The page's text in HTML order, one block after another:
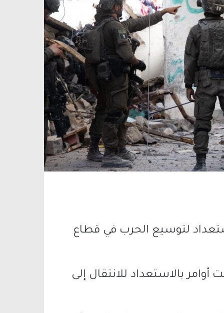
لتوسيع الحرب في قطاع
بالاستعداد للانتقال إلى